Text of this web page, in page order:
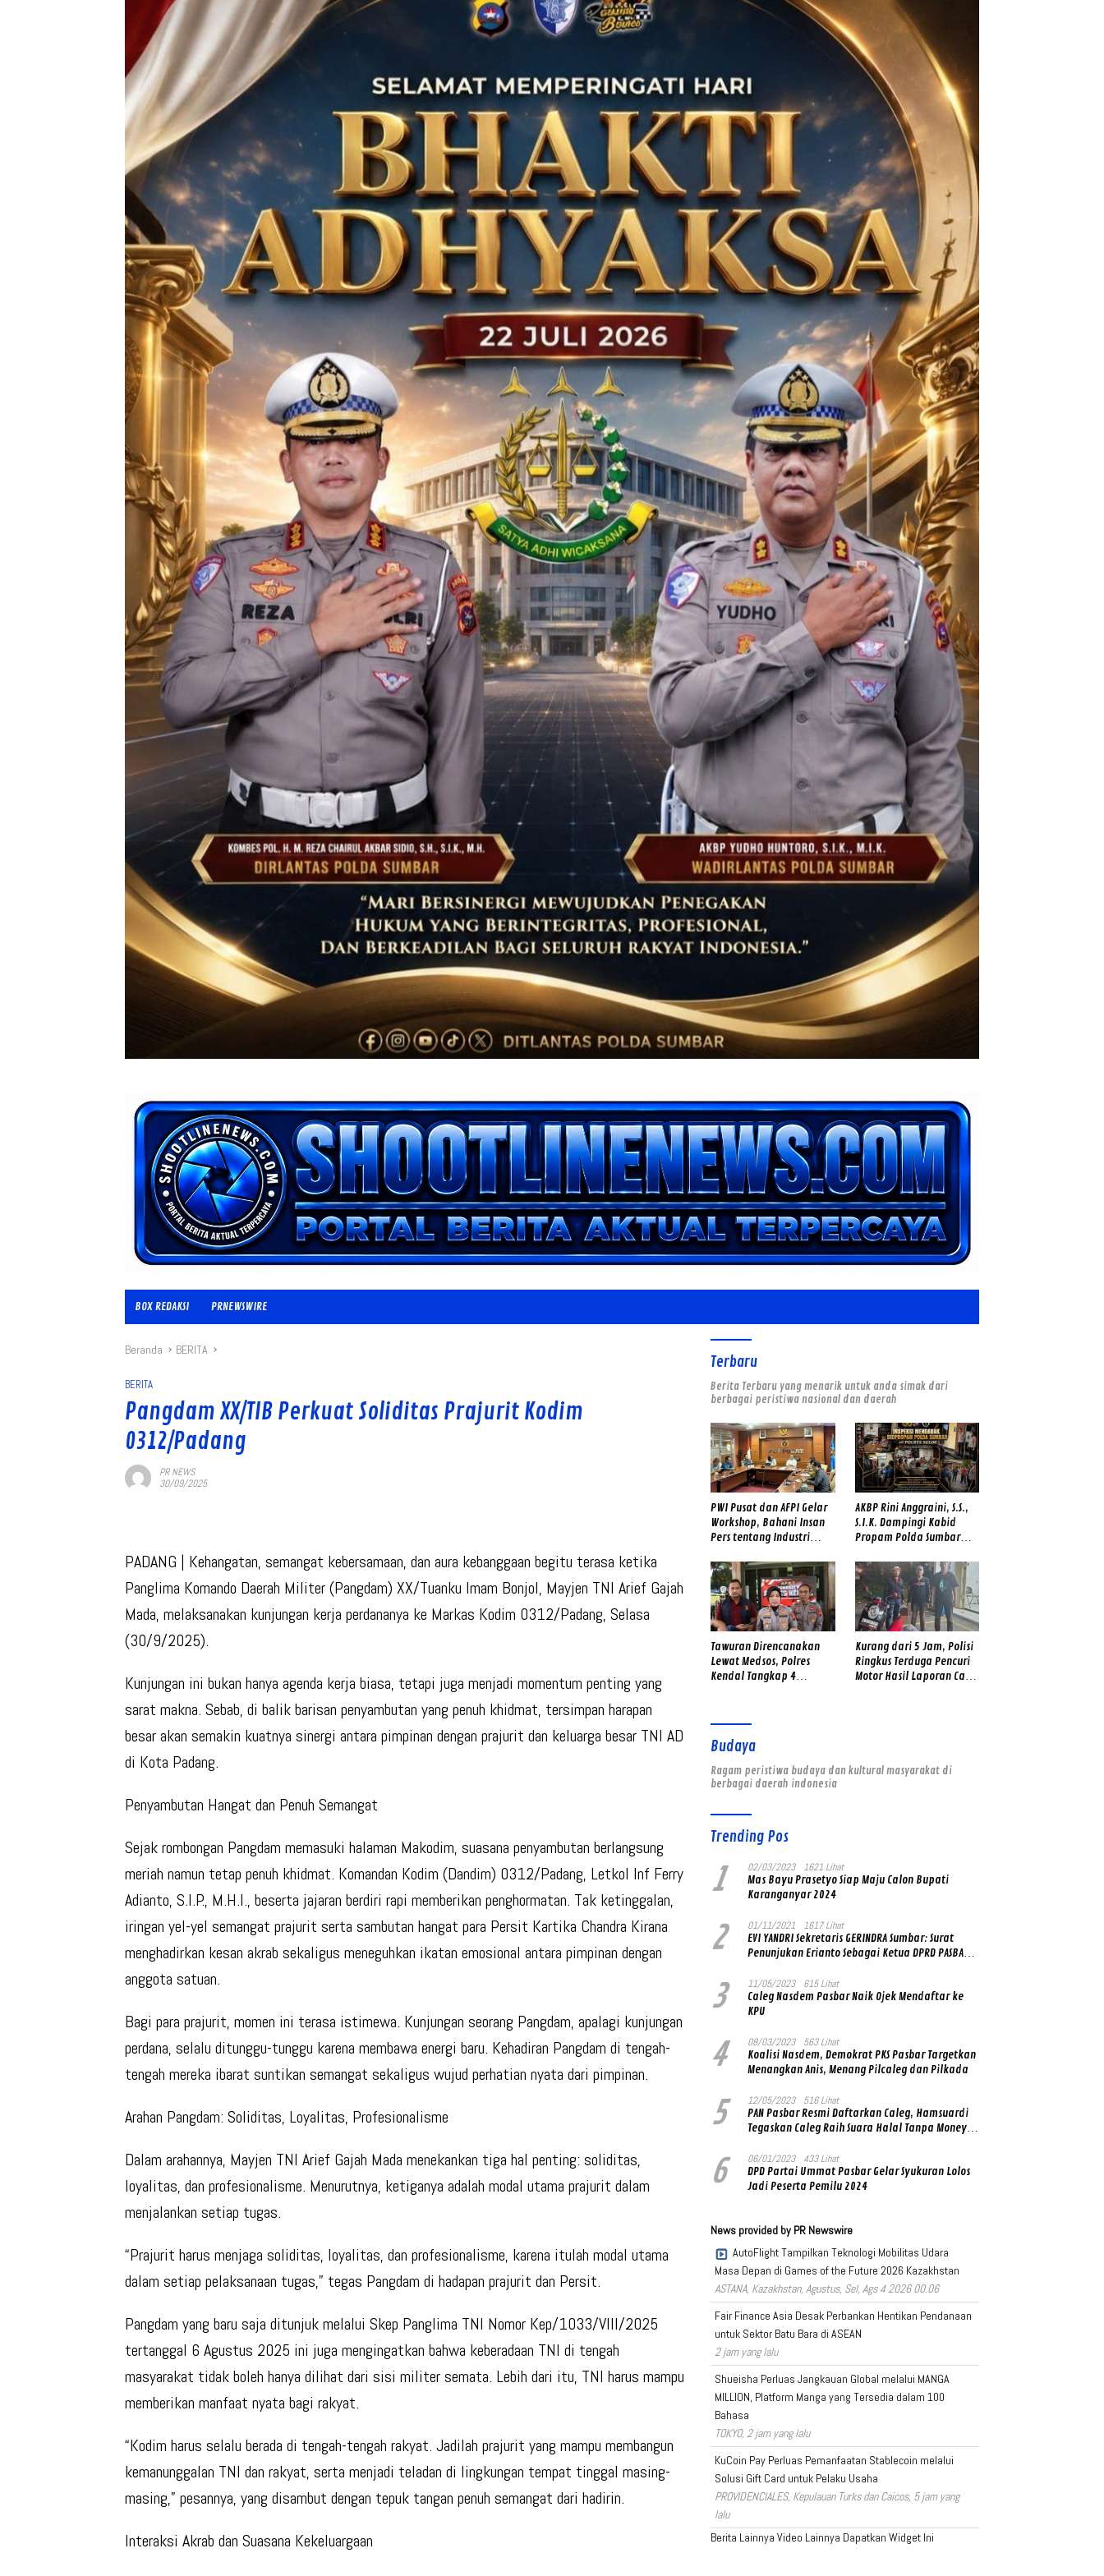
BOX REDAKSI PRNEWSWIRE
Beranda BERITA
BERITA
Pangdam XX/TIB Perkuat Soliditas Prajurit Kodim
0312/Padang
PR NEWS
30/09/2025
PADANG | Kehangatan, semangat kebersamaan, dan aura kebanggaan begitu terasa ketika
Panglima Komando Daerah Militer (Pangdam) XX/Tuanku Imam Bonjol, Mayjen TNI Arief Gajah
Mada, melaksanakan kunjungan kerja perdananya ke Markas Kodim 0312/Padang, Selasa
(30/9/2025).
Kunjungan ini bukan hanya agenda kerja biasa, tetapi juga menjadi momentum penting yang
sarat makna. Sebab, di balik barisan penyambutan yang penuh khidmat, tersimpan harapan
besar akan semakin kuatnya sinergi antara pimpinan dengan prajurit dan keluarga besar TNI AD
di Kota Padang.
Penyambutan Hangat dan Penuh Semangat
Sejak rombongan Pangdam memasuki halaman Makodim, suasana penyambutan berlangsung
meriah namun tetap penuh khidmat. Komandan Kodim (Dandim) 0312/Padang, Letkol Inf Ferry
Adianto, S.I.P., M.H.I., beserta jajaran berdiri rapi memberikan penghormatan. Tak ketinggalan,
iringan yel-yel semangat prajurit serta sambutan hangat para Persit Kartika Chandra Kirana
menghadirkan kesan akrab sekaligus meneguhkan ikatan emosional antara pimpinan dengan
anggota satuan.
Bagi para prajurit, momen ini terasa istimewa. Kunjungan seorang Pangdam, apalagi kunjungan
perdana, selalu ditunggu-tunggu karena membawa energi baru. Kehadiran Pangdam di tengah-
tengah mereka ibarat suntikan semangat sekaligus wujud perhatian nyata dari pimpinan.
Arahan Pangdam: Soliditas, Loyalitas, Profesionalisme
Dalam arahannya, Mayjen TNI Arief Gajah Mada menekankan tiga hal penting: soliditas,
loyalitas, dan profesionalisme. Menurutnya, ketiganya adalah modal utama prajurit dalam
menjalankan setiap tugas.
“Prajurit harus menjaga soliditas, loyalitas, dan profesionalisme, karena itulah modal utama
dalam setiap pelaksanaan tugas,” tegas Pangdam di hadapan prajurit dan Persit.
Pangdam yang baru saja ditunjuk melalui Skep Panglima TNI Nomor Kep/1033/VIII/2025
tertanggal 6 Agustus 2025 ini juga mengingatkan bahwa keberadaan TNI di tengah
masyarakat tidak boleh hanya dilihat dari sisi militer semata. Lebih dari itu, TNI harus mampu
memberikan manfaat nyata bagi rakyat.
“Kodim harus selalu berada di tengah-tengah rakyat. Jadilah prajurit yang mampu membangun
kemanunggalan TNI dan rakyat, serta menjadi teladan di lingkungan tempat tinggal masing-
masing,” pesannya, yang disambut dengan tepuk tangan penuh semangat dari hadirin.
Interaksi Akrab dan Suasana Kekeluargaan
Terbaru
Berita Terbaru yang menarik untuk anda simak dari
berbagai peristiwa nasional dan daerah
PWI Pusat dan AFPI Gelar
Workshop, Bahani Insan
Pers tentang Industri
AKBP Rini Anggraini, S.S.,
S.I.K. Dampingi Kabid
Propam Polda Sumbar
Mendadak di Mapolres
Solok, Perkuat Disiplin
Personel dan Tingkatkan
Pelayanan Humanis
kepada Masyarakat
Tawuran Direncanakan
Lewat Medsos, Polres
Kendal Tangkap 4
Kurang dari 5 Jam, Polisi
Ringkus Terduga Pencuri
Motor Hasil Laporan Call
Budaya
Ragam peristiwa budaya dan kultural masyarakat di
berbagai daerah indonesia
Trending Pos
1 02/03/2023 1621 Lihat
Mas Bayu Prasetyo Siap Maju Calon Bupati
Karanganyar 2024
2 01/11/2021 1617 Lihat
EVI YANDRI Sekretaris GERINDRA Sumbar: Surat
Penunjukan Erianto Sebagai Ketua DPRD PASBAR
Prabowo Subianto
3 11/05/2023 615 Lihat
Caleg Nasdem Pasbar Naik Ojek Mendaftar ke
KPU
4 08/03/2023 563 Lihat
Koalisi Nasdem, Demokrat PKS Pasbar Targetkan
Menangkan Anis, Menang Pilcaleg dan Pilkada
5 12/05/2023 516 Lihat
PAN Pasbar Resmi Daftarkan Caleg, Hamsuardi
Tegaskan Caleg Raih Suara Halal Tanpa Money
6 06/01/2023 433 Lihat
DPD Partai Ummat Pasbar Gelar Syukuran Lolos
Jadi Peserta Pemilu 2024
News provided by PR Newswire
AutoFlight Tampilkan Teknologi Mobilitas Udara
Masa Depan di Games of the Future 2026 Kazakhstan
ASTANA, Kazakhstan, Agustus, Sel, Ags 4 2026 00.06
Fair Finance Asia Desak Perbankan Hentikan Pendanaan
untuk Sektor Batu Bara di ASEAN
2 jam yang lalu
Shueisha Perluas Jangkauan Global melalui MANGA
MILLION, Platform Manga yang Tersedia dalam 100
Bahasa
TOKYO, 2 jam yang lalu
KuCoin Pay Perluas Pemanfaatan Stablecoin melalui
Solusi Gift Card untuk Pelaku Usaha
PROVIDENCIALES, Kepulauan Turks dan Caicos, 5 jam yang
lalu
Berita Lainnya Video Lainnya Dapatkan Widget Ini